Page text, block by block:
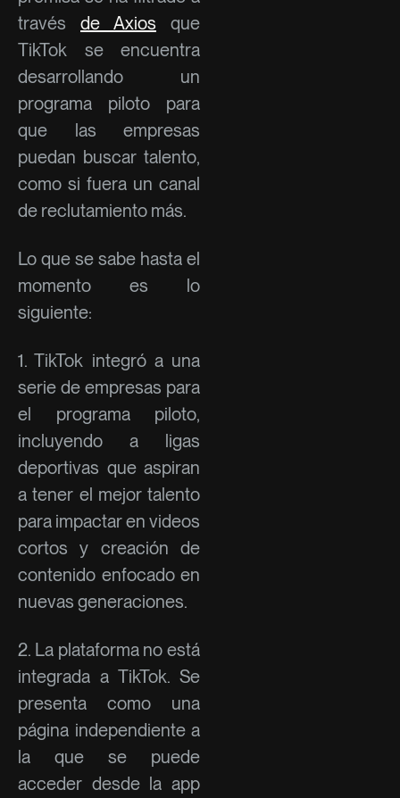
través de Axios que
TikTok se encuentra
desarrollando un
programa piloto para
que las empresas
puedan buscar talento,
como si fuera un canal
de reclutamiento más.
Lo que se sabe hasta el
momento es lo
siguiente:
1. TikTok integró a una
serie de empresas para
el programa piloto,
incluyendo a ligas
deportivas que aspiran
a tener el mejor talento
para impactar en videos
cortos y creación de
contenido enfocado en
nuevas generaciones.
2. La plataforma no está
integrada a TikTok. Se
presenta como una
página independiente a
la que se puede
acceder desde la app